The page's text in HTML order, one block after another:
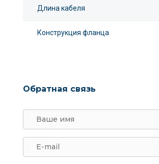
Длина кабеля
Конструкция фланца
Обратная связь